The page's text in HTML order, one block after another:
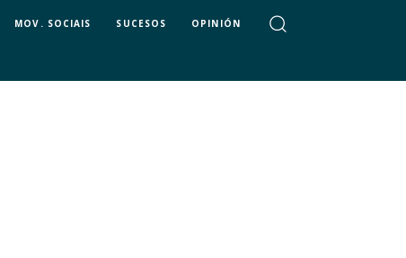
MOV. SOCIAIS SUCESOS OPINIÓN